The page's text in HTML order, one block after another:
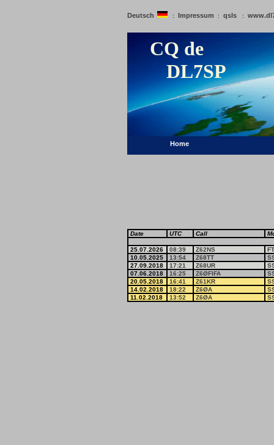
Deutsch : Impressum : qsls :
CQ de
DL7SP
Home
Date UTC Call
25.07.2026 08:39 Z62NS
10.05.2025
13:54 Z68TT
27.09.2018
17:21 Z68UR
07.06.2018
16:25 Z6ØFIFA
20.05.2018
16:41 Z61KR
14.02.2018
18:22 Z6ØA
11.02.2018
13:52 Z6ØA